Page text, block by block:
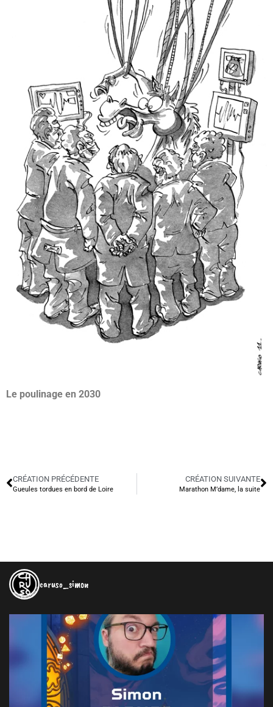
Le poulinage en 2030
CRÉATION PRÉCÉDENTE
Gueules tordues en bord de Loire
CRÉATION SUIVANTE
Marathon M’dame, la suite
caruso_simon